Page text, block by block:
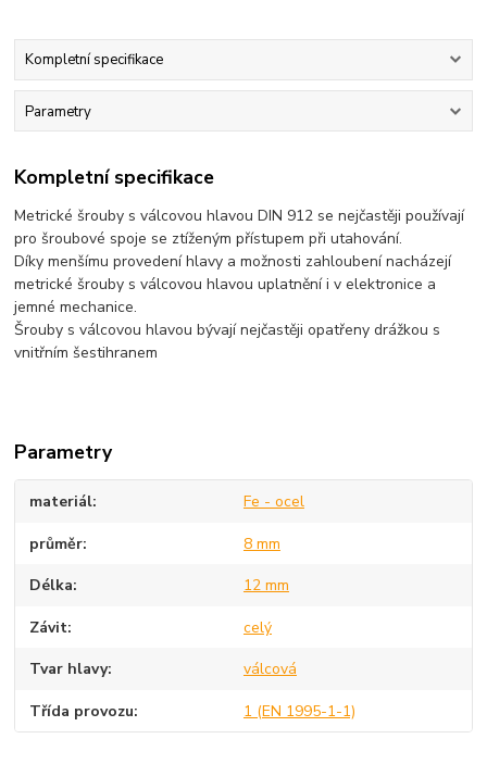
Kompletní specifikace
Parametry
Kompletní specifikace
Metrické šrouby s válcovou hlavou DIN 912 se nejčastěji používají
pro šroubové spoje se ztíženým přístupem při utahování.
Díky menšímu provedení hlavy a možnosti zahloubení nacházejí
metrické šrouby s válcovou hlavou uplatnění i v elektronice a
jemné mechanice.
Šrouby s válcovou hlavou bývají nejčastěji opatřeny drážkou s
vnitřním šestihranem
Parametry
materiál Fe - ocel
průměr 8 mm
Délka 12 mm
Závit celý
Tvar hlavy válcová
Třída provozu 1 (EN 1995-1-1)